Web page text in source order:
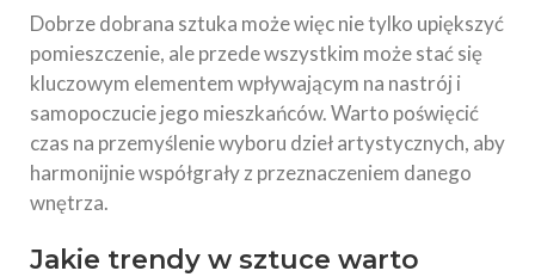
Dobrze dobrana sztuka może więc nie tylko upiększyć
pomieszczenie, ale przede wszystkim może stać się
kluczowym elementem wpływającym na nastrój i
samopoczucie jego mieszkańców. Warto poświęcić
czas na przemyślenie wyboru dzieł artystycznych, aby
harmonijnie współgrały z przeznaczeniem danego
wnętrza.
Jakie trendy w sztuce warto